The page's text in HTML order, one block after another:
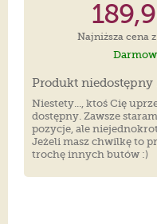
Najniższa cena
Produkt niedostępny
Niestety..., ktoś Cię
dostępny. Zawsze
pozycje, ale
Jeżeli masz chwilkę to
trochę innych butów :)